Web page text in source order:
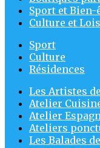
Sport et Bien-
Culture et
Sport
Culture
Résidences
Les Artistes de
Atelier
Atelier
Ateliers
Les Balades